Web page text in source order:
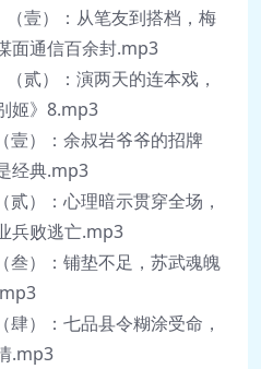
壹）：从笔友到搭档，梅
面通信百余封.mp3
贰）：演两天的连本戏，
姬》8.mp3
壹）：余叔岩爷爷的招牌
经典.mp3
贰）：心理暗示贯穿全场，
兵败逃亡.mp3
叁）：铺垫不足，苏武魂魄
肆）：七品县令糊涂受命，
.mp3